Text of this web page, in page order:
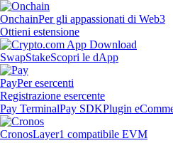
OnchainPer gli appassionati di Web3
Ottieni estensione
SwapStakeScopri le dApp
PayPer esercenti
Registrazione esercente
Pay TerminalPay SDKPlugin
CronosLayer1 compatibile EVM